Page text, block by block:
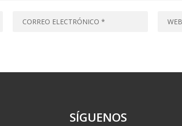
SÍGUENOS